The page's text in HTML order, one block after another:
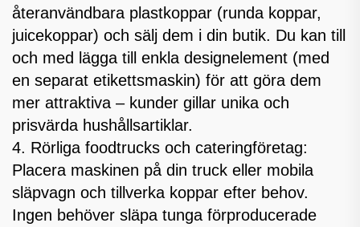
återanvändbara plastkoppar (runda koppar,
juicekoppar) och sälj dem i din butik. Du kan till
och med lägga till enkla designelement (med
en separat etikettsmaskin) för att göra dem
mer attraktiva – kunder gillar unika och
prisvärda hushållsartiklar.
4. Rörliga foodtrucks och cateringföretag:
Placera maskinen på din truck eller mobila
släpvagn och tillverka koppar efter behov.
Ingen behöver släpa tunga förproducerade